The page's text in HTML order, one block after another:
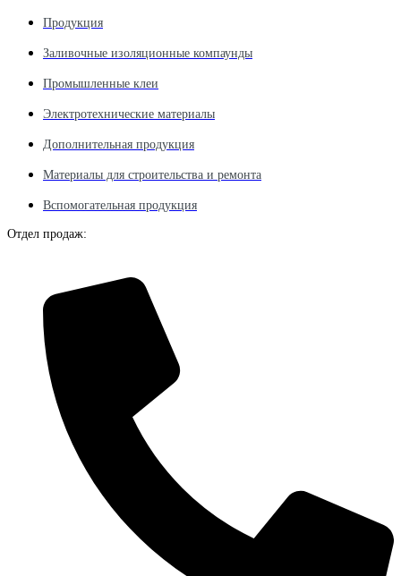
Продукция
Заливочные изоляционные компаунды
Промышленные клеи
Электротехнические материалы
Дополнительная продукция
Материалы для строительства и ремонта
Вспомогательная продукция
Отдел продаж: